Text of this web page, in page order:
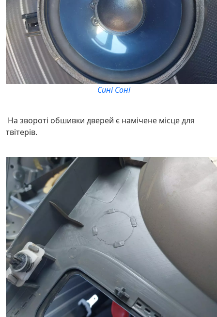
Сині Соні
На звороті обшивки дверей є намічене місце для
твітерів.